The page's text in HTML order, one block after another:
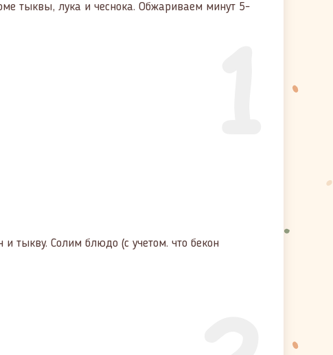
тыквы, лука и чеснока. Обжариваем минут 5-
тыкву. Солим блюдо (с учетом. что бекон